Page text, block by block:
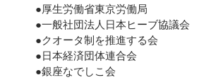
●厚生労働省東京労働局
●一般社団法人日本ヒーブ協議会
●クオータ制を推進する会
●日本経済団体連合会
●銀座なでしこ会